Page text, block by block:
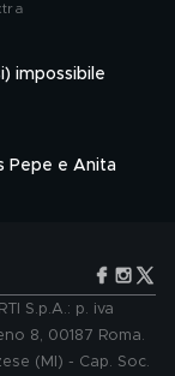
impossibile
Pepe e Anita
S.p.A.: p. iva
8, 00187 Roma.
(MI) - Cap. Soc.